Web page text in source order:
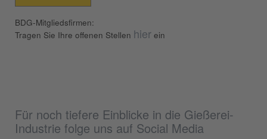
BDG-Mitgliedsfirmen:
Tragen Sie Ihre offenen Stellen hier ein
Für noch tiefere Einblicke in die Gießerei-
Industrie folge uns auf Social Media